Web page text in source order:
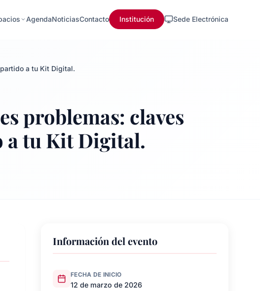
AgendaNoticiasContacto Institución Sede Electrónica
a tu Kit Digital.
problemas: claves
a tu Kit Digital.
Información del evento
FECHA DE INICIO
12 de marzo de 2026